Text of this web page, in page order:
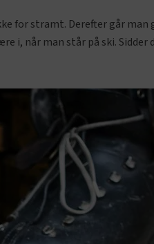
for stramt. Derefter går man
i, når man står på ski. Sidder